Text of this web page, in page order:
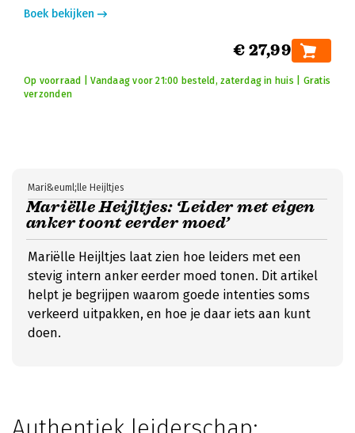
Boek bekijken
€ 27,99
Op voorraad | Vandaag voor 21:00 besteld, zaterdag in huis | Gratis
verzonden
Mariëlle Heijltjes: ‘Leider met eigen
anker toont eerder moed’
Mari&euml;lle Heijltjes
Mariëlle Heijltjes laat zien hoe leiders met een
stevig intern anker eerder moed tonen. Dit artikel
helpt je begrijpen waarom goede intenties soms
verkeerd uitpakken, en hoe je daar iets aan kunt
doen.